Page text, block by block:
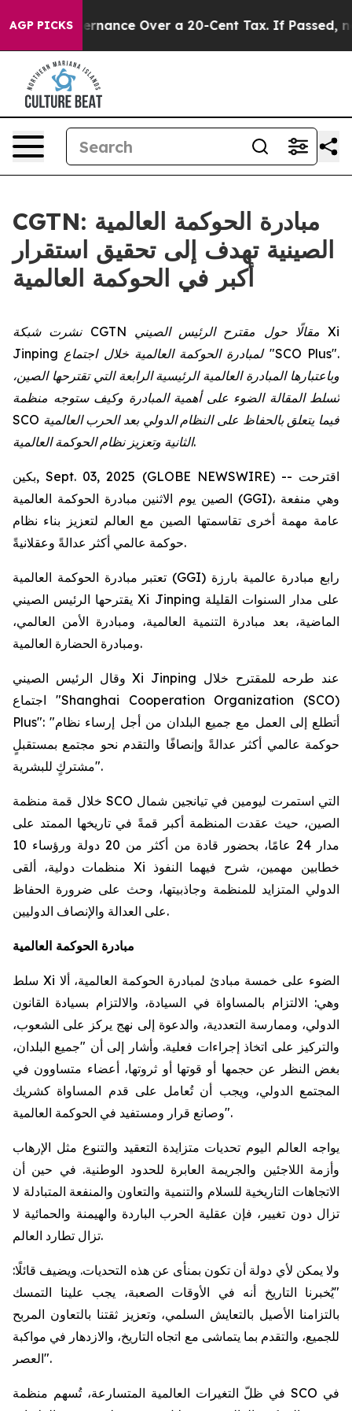
AGP PICKS
Self-Governance Over a 20-Cent Tax. If Passed,
CGTN: مبادرة الحوكمة العالمية
الصينية تهدف إلى تحقيق استقرار
أكبر في الحوكمة العالمية
نشرت شبكة CGTN مقالًا حول مقترح الرئيس الصيني Xi
Jinping لمبادرة الحوكمة العالمية خلال اجتماع "SCO Plus".
وباعتبارها المبادرة العالمية الرئيسية الرابعة التي تقترحها الصين،
تُسلط المقالة الضوء على أهمية المبادرة وكيف ستوجه منظمة
SCO فيما يتعلق بالحفاظ على النظام الدولي بعد الحرب العالمية
الثانية وتعزيز نظام الحوكمة العالمية.
بكين, Sept. 03, 2025 (GLOBE NEWSWIRE) -- اقترحت
الصين يوم الاثنين مبادرة الحوكمة العالمية (GGI)، وهي منفعة
عامة مهمة أخرى تقاسمتها الصين مع العالم لتعزيز بناء نظام
حوكمة عالمي أكثر عدالةً وعقلانيةً.
تعتبر مبادرة الحوكمة العالمية (GGI) رابع مبادرة عالمية بارزة
يقترحها الرئيس الصيني Xi Jinping على مدار السنوات القليلة
الماضية، بعد مبادرة التنمية العالمية، ومبادرة الأمن العالمي،
ومبادرة الحضارة العالمية.
وقال الرئيس الصيني Xi Jinping عند طرحه للمقترح خلال
اجتماع "Shanghai Cooperation Organization (SCO)
Plus": "أتطلع إلى العمل مع جميع البلدان من أجل إرساء نظام
حوكمة عالمي أكثر عدالةً وإنصافًا والتقدم نحو مجتمع بمستقبلٍ
مشتركٍ للبشرية".
خلال قمة منظمة SCO التي استمرت ليومين في تيانجين شمال
الصين، حيث عقدت المنظمة أكبر قمةً في تاريخها الممتد على
مدار 24 عامًا، بحضور قادة من أكثر من 20 دولة ورؤساء 10
منظمات دولية، ألقى Xi خطابين مهمين، شرح فيهما النفوذ
الدولي المتزايد للمنظمة وجاذبيتها، وحث على ضرورة الحفاظ
على العدالة والإنصاف الدوليين.
مبادرة الحوكمة العالمية
سلط Xi الضوء على خمسة مبادئ لمبادرة الحوكمة العالمية، ألا
وهي: الالتزام بالمساواة في السيادة، والالتزام بسيادة القانون
الدولي، وممارسة التعددية، والدعوة إلى نهج يركز على الشعوب،
والتركيز على اتخاذ إجراءات فعلية. وأشار إلى أن "جميع البلدان،
بغض النظر عن حجمها أو قوتها أو ثروتها، أعضاء متساوون في
المجتمع الدولي، ويجب أن تُعامل على قدم المساواة كشريك
وصانع قرار ومستفيد في الحوكمة العالمية".
يواجه العالم اليوم تحديات متزايدة التعقيد والتنوع مثل الإرهاب
وأزمة اللاجئين والجريمة العابرة للحدود الوطنية. في حين أن
الاتجاهات التاريخية للسلام والتنمية والتعاون والمنفعة المتبادلة لا
تزال دون تغيير، فإن عقلية الحرب الباردة والهيمنة والحمائية لا
تزال تطارد العالم.
ولا يمكن لأي دولة أن تكون بمنأى عن هذه التحديات. ويضيف قائلًا:
"يُخبرنا التاريخ أنه في الأوقات الصعبة، يجب علينا التمسك
بالتزامنا الأصيل بالتعايش السلمي، وتعزيز ثقتنا بالتعاون المربح
للجميع، والتقدم بما يتماشى مع اتجاه التاريخ، والازدهار في مواكبة
العصر".
في ظلّ التغيرات العالمية المتسارعة، تُسهم منظمة SCO في